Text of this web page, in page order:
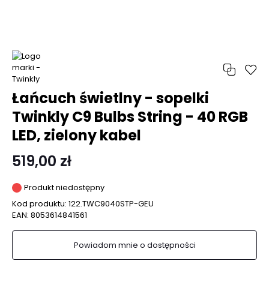
Łańcuch świetlny - sopelki
Twinkly C9 Bulbs String - 40 RGB
LED, zielony kabel
519,00 zł
Produkt niedostępny
Kod produktu: 122.TWC9040STP-GEU
EAN: 8053614841561
Powiadom mnie o dostępności